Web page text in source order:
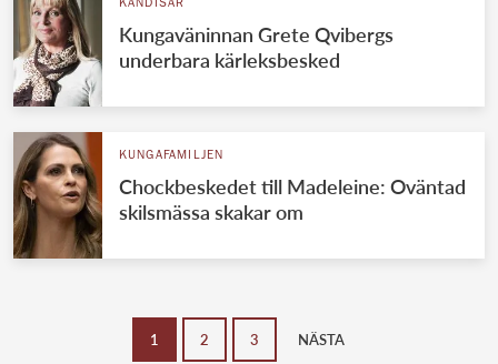
KÄNDISAR
Kungaväninnan Grete Qvibergs
underbara kärleksbesked
KUNGAFAMILJEN
Chockbeskedet till Madeleine: Oväntad
skilsmässa skakar om
1 2 3 NÄSTA